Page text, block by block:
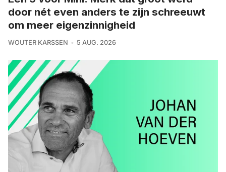
door nét even anders te zijn schreeuwt
om meer eigenzinnigheid
WOUTER KARSSEN 5 AUG. 2026